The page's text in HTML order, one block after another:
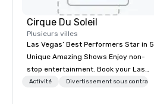
Cirque Du Soleil
Plusieurs villes
Las Vegas’ Best Performers Star in 5
Unique Amazing Shows Enjoy non-
stop entertainment. Book your Las
Vegas show tickets.
Activité Divertissement sous contrat